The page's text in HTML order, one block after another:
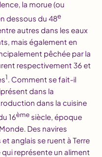
la morue (ou
dessous du 48e
autres dans les eaux
mais également en
pêchée par la
respectivement 36 et
1. Comment se fait-il
dans la
dans la cuisine
16èmesiècle, époque
Des navires
anglais se ruent à Terre
représente un aliment